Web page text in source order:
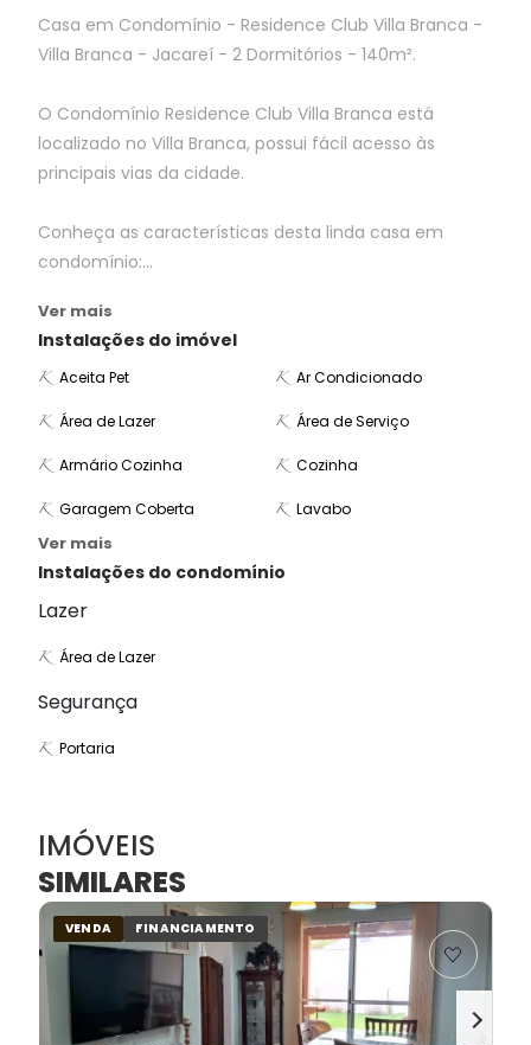
Casa em Condomínio - Residence Club Villa Branca -
Villa Branca - Jacareí - 2 Dormitórios - 140m².
O Condomínio Residence Club Villa Branca está
localizado no Villa Branca, possui fácil acesso às
principais vias da cidade.
Conheça as características desta linda casa em
condomínio:...
Ver mais
Instalações do imóvel
Aceita Pet Ar Condicionado
Área de Lazer Área de Serviço
Armário Cozinha Cozinha
Garagem Coberta Lavabo
Ver mais
Instalações do condomínio
Lazer
Área de Lazer
Segurança
Portaria
IMÓVEIS
SIMILARES
VENDA FINANCIAMENTO